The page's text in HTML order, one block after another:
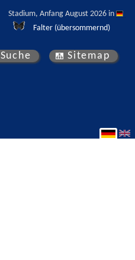
Stadium, Anfang August 2026 in
Falter (übersommernd)
Suche Sitemap